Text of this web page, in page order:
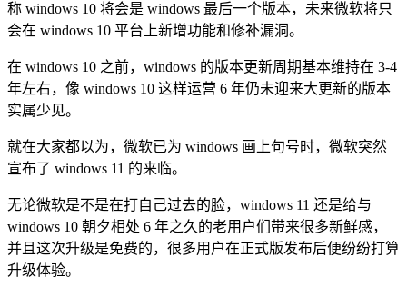
称 windows 10 将会是 windows 最后一个版本，未来微软将只
会在 windows 10 平台上新增功能和修补漏洞。
在 windows 10 之前，windows 的版本更新周期基本维持在 3-4
年左右，像 windows 10 这样运营 6 年仍未迎来大更新的版本
实属少见。
就在大家都以为，微软已为 windows 画上句号时，微软突然
宣布了 windows 11 的来临。
无论微软是不是在打自己过去的脸，windows 11 还是给与
windows 10 朝夕相处 6 年之久的老用户们带来很多新鲜感，
并且这次升级是免费的，很多用户在正式版发布后便纷纷打算
升级体验。